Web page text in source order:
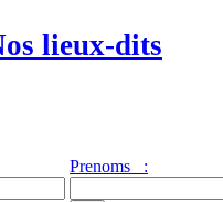
lieux-dits
Prenoms :